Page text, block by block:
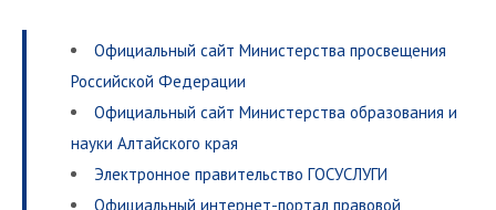
Официальный сайт Министерства просвещения
Российской Федерации
Официальный сайт Министерства образования и
науки Алтайского края
Электронное правительство ГОСУСЛУГИ
Официальный интернет-портал правовой